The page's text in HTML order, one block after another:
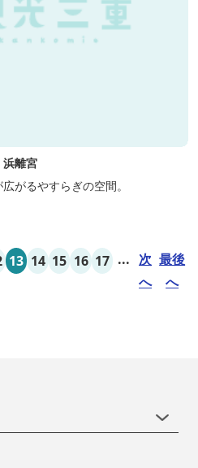
離宮
がるやすらぎの空間。
13 14 15 16 17 ... 次
へ
最後
へ